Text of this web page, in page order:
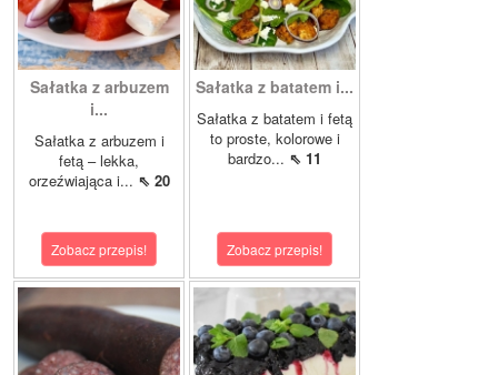
Sałatka z arbuzem
i...
Sałatka z arbuzem i
fetą – lekka,
orzeźwiająca i... ⇖ 20
Zobacz przepis!
Sałatka z batatem i...
Sałatka z batatem i fetą
to proste, kolorowe i
bardzo... ⇖ 11
Zobacz przepis!